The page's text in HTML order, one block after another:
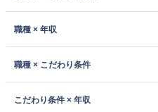
職種 × 年収
職種 × こだわり条件
こだわり条件 × 年収